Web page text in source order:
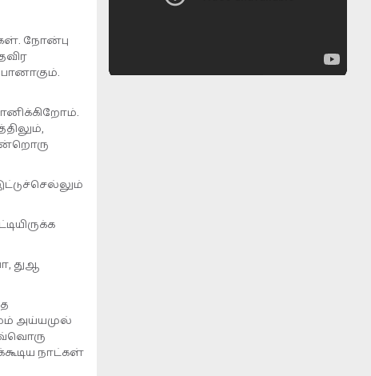
நோன்பு
துஆ
அய்யமுல்
நாட்கள்